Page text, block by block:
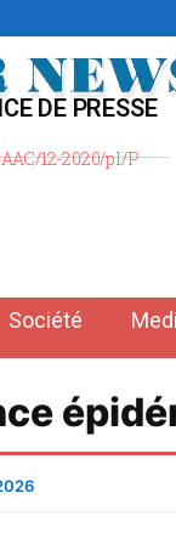
DE PRESSE
12-2020/pl/P
Société